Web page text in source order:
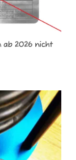
ab 2026 nicht